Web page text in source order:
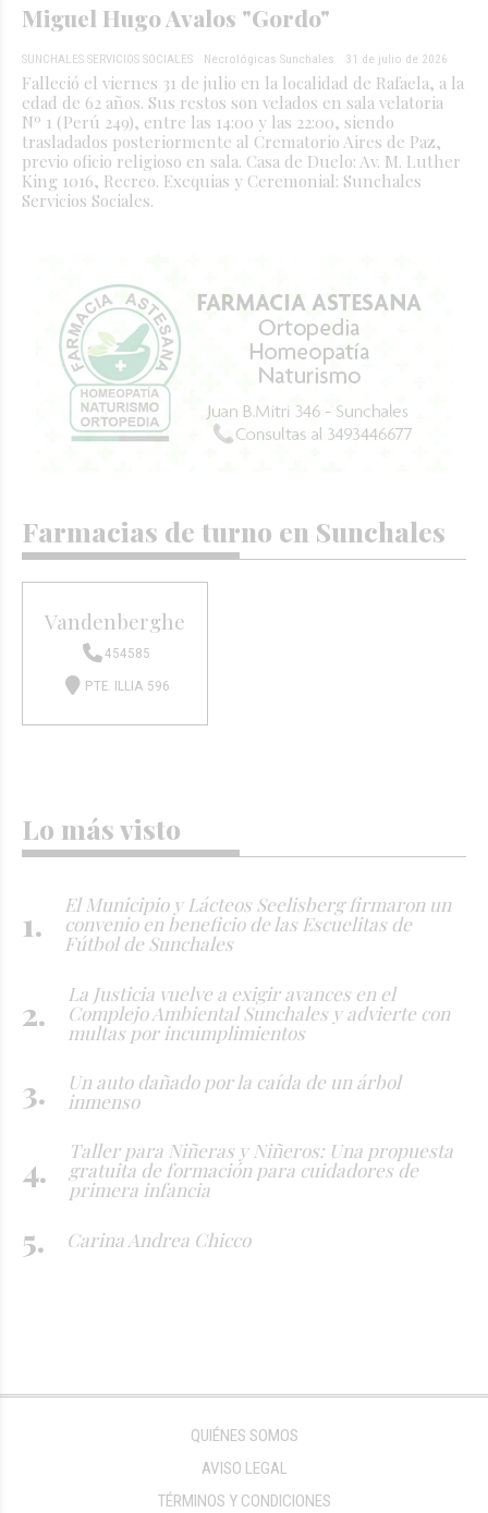
Miguel Hugo Avalos "Gordo"
SUNCHALES SERVICIOS SOCIALES Necrológicas Sunchales 31 de julio de 2026
Falleció el viernes 31 de julio en la localidad de Rafaela, a la
edad de 62 años. Sus restos son velados en sala velatoria
Nº 1 (Perú 249), entre las 14:00 y las 22:00, siendo
trasladados posteriormente al Crematorio Aires de Paz,
previo oficio religioso en sala. Casa de Duelo: Av. M. Luther
King 1016, Recreo. Exequias y Ceremonial: Sunchales
Servicios Sociales.
Farmacias de turno en Sunchales
Vandenberghe
454585
PTE. ILLIA 596
Lo más visto
El Municipio y Lácteos Seelisberg firmaron un
convenio en beneficio de las Escuelitas de
Fútbol de Sunchales
La Justicia vuelve a exigir avances en el
Complejo Ambiental Sunchales y advierte con
multas por incumplimientos
Un auto dañado por la caída de un árbol
inmenso
Taller para Niñeras y Niñeros: Una propuesta
gratuita de formación para cuidadores de
primera infancia
Carina Andrea Chicco
QUIÉNES SOMOS
AVISO LEGAL
TÉRMINOS Y CONDICIONES